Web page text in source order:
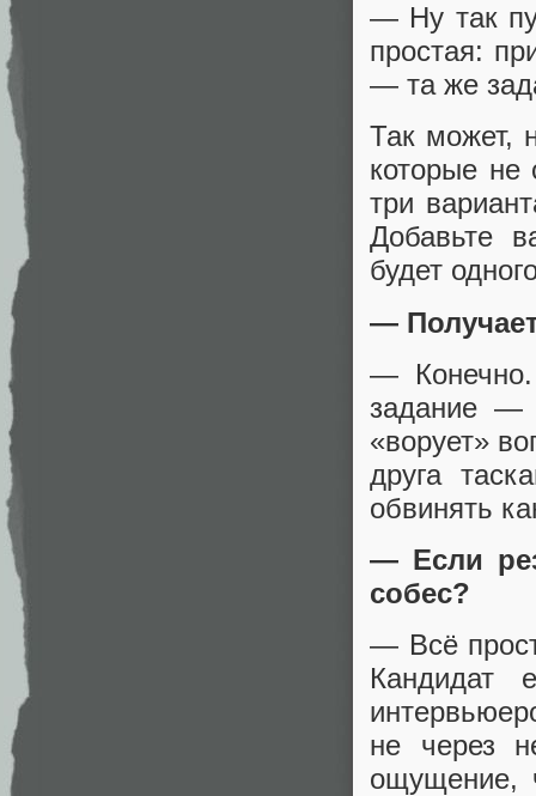
— Ну так
простая:
— та же
Так может,
которые не
три
Добавьте
будет
—
— Конечно.
задание —
«ворует»
друга
обвинять
— Если
собес?
— Всё
не через
ощущение,